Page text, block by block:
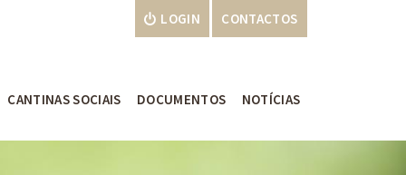
CANTINAS SOCIAIS DOCUMENTOS NOTÍCIAS
LOGIN CONTACTOS